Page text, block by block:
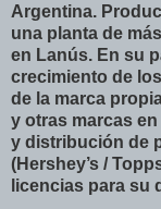
Argentina.
una planta de
en Lanús. En su
crecimiento de
de la marca
y otras marcas
y distribución de
(Hershey’s /
licencias para su